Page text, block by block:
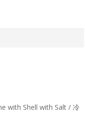
with Shell with Salt / 冷